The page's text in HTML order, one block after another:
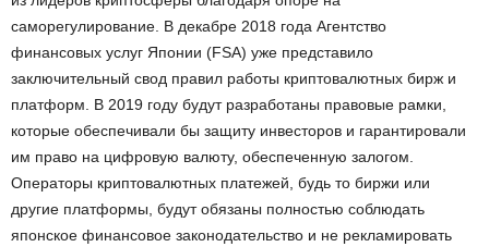
саморегулирование. В декабре 2018 года Агентство
финансовых услуг Японии (FSA) уже представило
заключительный свод правил работы криптовалютных бирж и
платформ. В 2019 году будут разработаны правовые рамки,
которые обеспечивали бы защиту инвесторов и гарантировали
им право на цифровую валюту, обеспеченную залогом.
Операторы криптовалютных платежей, будь то биржи или
другие платформы, будут обязаны полностью соблюдать
японское финансовое законодательство и не рекламировать